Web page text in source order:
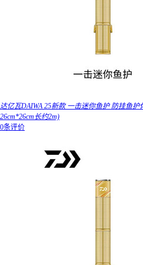
达亿瓦DAIWA 25新款 一击迷你鱼护 防挂鱼
26cm*26cm长约2m)
0条评价